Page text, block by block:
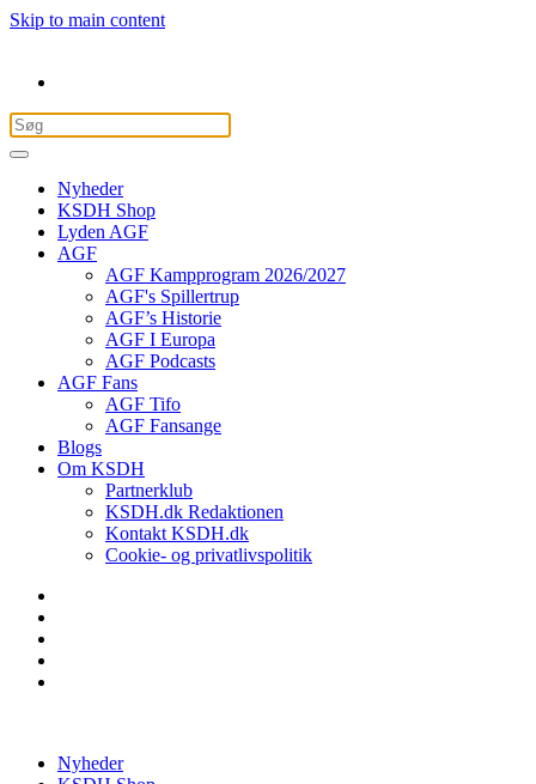
Skip to main content
Nyheder
KSDH Shop
Lyden AGF
AGF
AGF Kampprogram 2026/2027
AGF's Spillertrup
AGF’s Historie
AGF I Europa
AGF Podcasts
AGF Fans
AGF Tifo
AGF Fansange
Blogs
Om KSDH
Partnerklub
KSDH.dk Redaktionen
Kontakt KSDH.dk
Cookie- og privatlivspolitik
Nyheder